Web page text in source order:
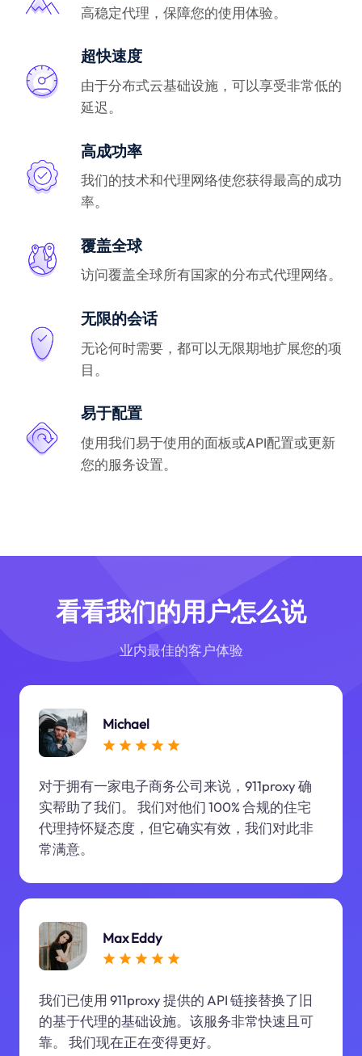
高稳定代理，保障您的使用体验。
超快速度
由于分布式云基础设施，可以享受非常低的
延迟。
高成功率
我们的技术和代理网络使您获得最高的成功
率。
覆盖全球
访问覆盖全球所有国家的分布式代理网络。
无限的会话
无论何时需要，都可以无限期地扩展您的项
目。
易于配置
使用我们易于使用的面板或API配置或更新
您的服务设置。
看看我们的用户怎么说
业内最佳的客户体验
Michael
对于拥有一家电子商务公司来说，911proxy 确
实帮助了我们。 我们对他们 100% 合规的住宅
代理持怀疑态度，但它确实有效，我们对此非
常满意。
Max Eddy
我们已使用 911proxy 提供的 API 链接替换了旧
的基于代理的基础设施。该服务非常快速且可
靠。 我们现在正在变得更好。